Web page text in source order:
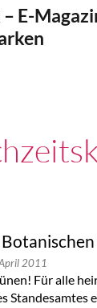
E-
April 2011
Für alle
Standesamtes